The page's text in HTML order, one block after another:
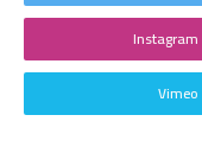
Instagram
Vimeo